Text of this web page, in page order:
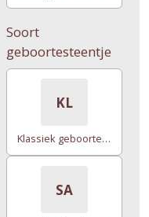
Soort
geboortesteentje
KL
Klassiek geboortesteentje
SA